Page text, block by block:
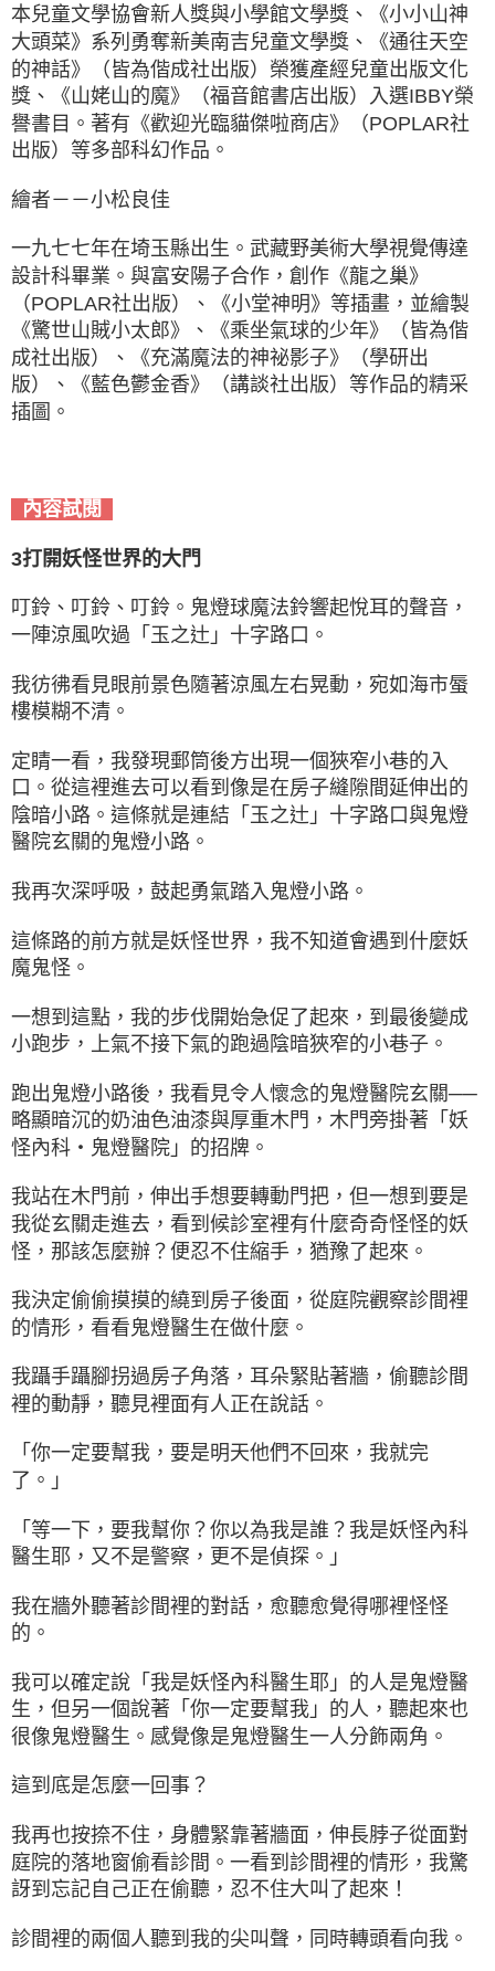
本兒童文學協會新人獎與小學館文學獎、《小小山神
大頭菜》系列勇奪新美南吉兒童文學獎、《通往天空
的神話》（皆為偕成社出版）榮獲產經兒童出版文化
獎、《山姥山的魔》（福音館書店出版）入選IBBY榮
譽書目。著有《歡迎光臨貓傑啦商店》（POPLAR社
出版）等多部科幻作品。
繪者－－小松良佳
一九七七年在埼玉縣出生。武藏野美術大學視覺傳達
設計科畢業。與富安陽子合作，創作《龍之巢》
（POPLAR社出版）、《小堂神明》等插畫，並繪製
《驚世山賊小太郎》、《乘坐氣球的少年》（皆為偕
成社出版）、《充滿魔法的神祕影子》（學研出
版）、《藍色鬱金香》（講談社出版）等作品的精采
插圖。
內容試閱
3打開妖怪世界的大門
叮鈴、叮鈴、叮鈴。鬼燈球魔法鈴響起悅耳的聲音，
一陣涼風吹過「玉之辻」十字路口。
我彷彿看見眼前景色隨著涼風左右晃動，宛如海市蜃
樓模糊不清。
定睛一看，我發現郵筒後方出現一個狹窄小巷的入
口。從這裡進去可以看到像是在房子縫隙間延伸出的
陰暗小路。這條就是連結「玉之辻」十字路口與鬼燈
醫院玄關的鬼燈小路。
我再次深呼吸，鼓起勇氣踏入鬼燈小路。
這條路的前方就是妖怪世界，我不知道會遇到什麼妖
魔鬼怪。
一想到這點，我的步伐開始急促了起來，到最後變成
小跑步，上氣不接下氣的跑過陰暗狹窄的小巷子。
跑出鬼燈小路後，我看見令人懷念的鬼燈醫院玄關──
略顯暗沉的奶油色油漆與厚重木門，木門旁掛著「妖
怪內科‧鬼燈醫院」的招牌。
我站在木門前，伸出手想要轉動門把，但一想到要是
我從玄關走進去，看到候診室裡有什麼奇奇怪怪的妖
怪，那該怎麼辦？便忍不住縮手，猶豫了起來。
我決定偷偷摸摸的繞到房子後面，從庭院觀察診間裡
的情形，看看鬼燈醫生在做什麼。
我躡手躡腳拐過房子角落，耳朵緊貼著牆，偷聽診間
裡的動靜，聽見裡面有人正在說話。
「你一定要幫我，要是明天他們不回來，我就完
了。」
「等一下，要我幫你？你以為我是誰？我是妖怪內科
醫生耶，又不是警察，更不是偵探。」
我在牆外聽著診間裡的對話，愈聽愈覺得哪裡怪怪
的。
我可以確定說「我是妖怪內科醫生耶」的人是鬼燈醫
生，但另一個說著「你一定要幫我」的人，聽起來也
很像鬼燈醫生。感覺像是鬼燈醫生一人分飾兩角。
這到底是怎麼一回事？
我再也按捺不住，身體緊靠著牆面，伸長脖子從面對
庭院的落地窗偷看診間。一看到診間裡的情形，我驚
訝到忘記自己正在偷聽，忍不住大叫了起來！
診間裡的兩個人聽到我的尖叫聲，同時轉頭看向我。